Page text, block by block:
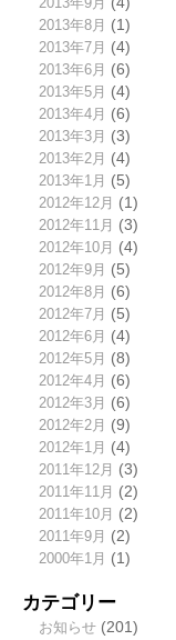
2013年8月 (1)
2013年7月 (4)
2013年6月 (6)
2013年5月 (4)
2013年4月 (6)
2013年3月 (3)
2013年2月 (4)
2013年1月 (5)
2012年12月 (1)
2012年11月 (3)
2012年10月 (4)
2012年9月 (5)
2012年8月 (6)
2012年7月 (5)
2012年6月 (4)
2012年5月 (8)
2012年4月 (6)
2012年3月 (6)
2012年2月 (9)
2012年1月 (4)
2011年12月 (3)
2011年11月 (2)
2011年10月 (2)
2011年9月 (2)
2000年1月 (1)
カテゴリー
お知らせ(201)